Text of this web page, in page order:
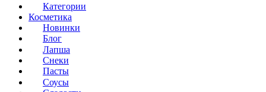
Категории
Косметика
Новинки
Блог
Лапша
Снеки
Пасты
Соусы